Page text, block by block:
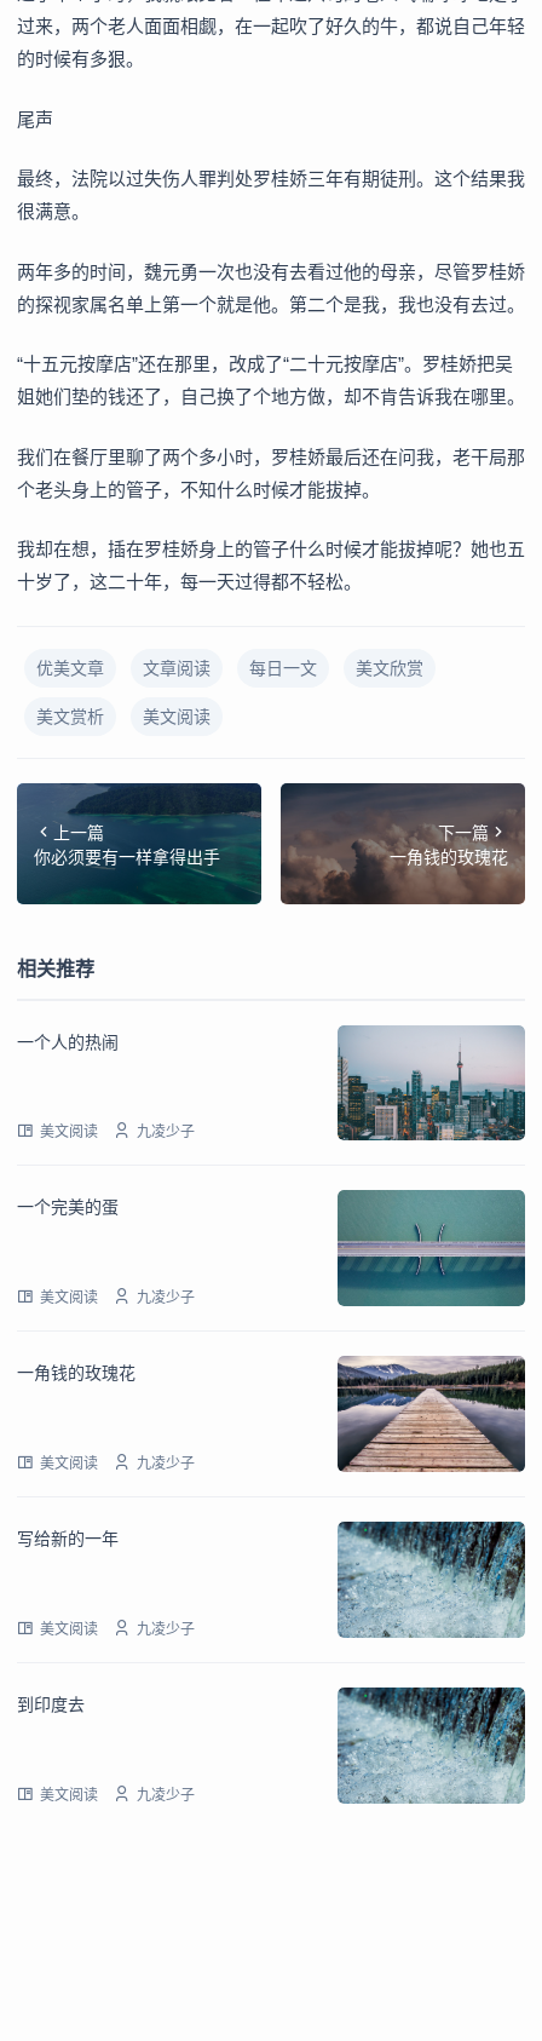
过来，两个老人面面相觑，在一起吹了好久的牛，都说自己年轻
的时候有多狠。
尾声
最终，法院以过失伤人罪判处罗桂娇三年有期徒刑。这个结果我
很满意。
两年多的时间，魏元勇一次也没有去看过他的母亲，尽管罗桂娇
的探视家属名单上第一个就是他。第二个是我，我也没有去过。
“十五元按摩店”还在那里，改成了“二十元按摩店”。罗桂娇把吴
姐她们垫的钱还了，自己换了个地方做，却不肯告诉我在哪里。
我们在餐厅里聊了两个多小时，罗桂娇最后还在问我，老干局那
个老头身上的管子，不知什么时候才能拔掉。
我却在想，插在罗桂娇身上的管子什么时候才能拔掉呢？她也五
十岁了，这二十年，每一天过得都不轻松。
优美文章 文章阅读 每日一文 美文欣赏
美文赏析 美文阅读
上一篇
你必须要有一样拿得出手
下一篇
一角钱的玫瑰花
相关推荐
一个人的热闹
美文阅读 九凌少子
一个完美的蛋
美文阅读 九凌少子
一角钱的玫瑰花
美文阅读 九凌少子
写给新的一年
美文阅读 九凌少子
到印度去
美文阅读 九凌少子